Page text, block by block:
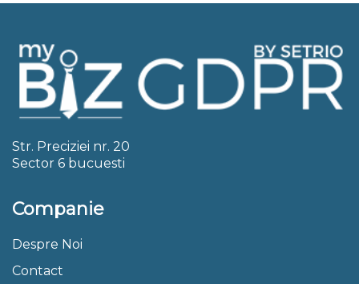
Str. Preciziei nr. 20
Sector 6 bucuesti
Companie
Despre Noi
Contact